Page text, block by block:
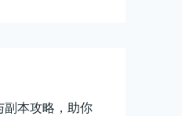
副本攻略，助你